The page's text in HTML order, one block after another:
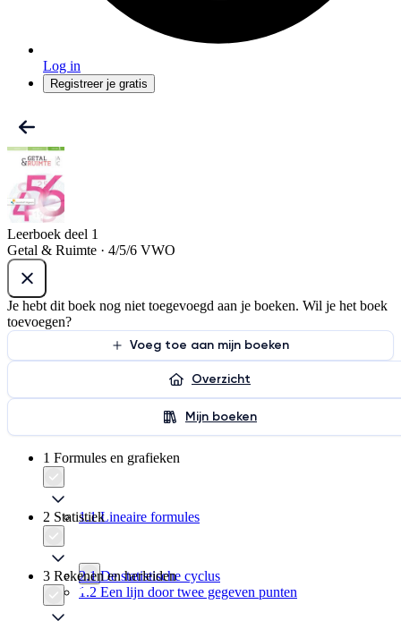
Log in
Registreer je gratis
Leerboek deel 1
Getal & Ruimte · 4/5/6 VWO
Je hebt dit boek nog niet toegevoegd aan je boeken. Wil je het boek
toevoegen?
Voeg toe aan mijn boeken
Overzicht
Mijn boeken
1 Formules en grafieken
1.1 Lineaire formules
1.2 Een lijn door twee gegeven punten
2 Statistiek
2.1 De statistische cyclus
3 Rekenen en herleiden